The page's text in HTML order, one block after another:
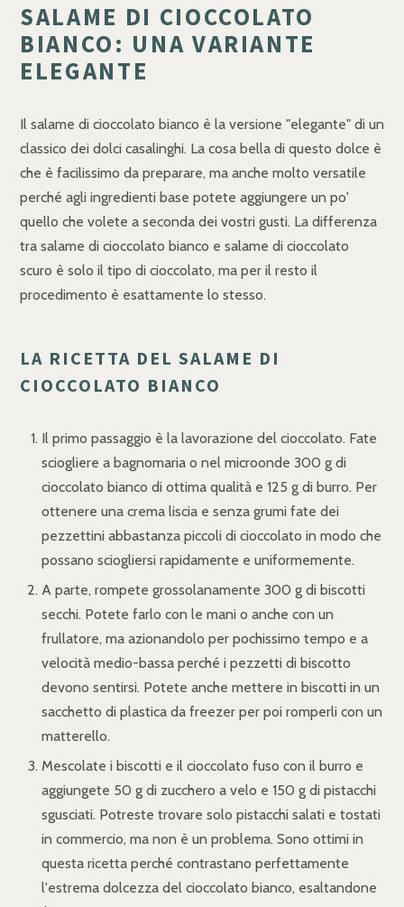
SALAME DI CIOCCOLATO
BIANCO: UNA VARIANTE
ELEGANTE
Il salame di cioccolato bianco è la versione "elegante" di un
classico dei dolci casalinghi. La cosa bella di questo dolce è
che è facilissimo da preparare, ma anche molto versatile
perché agli ingredienti base potete aggiungere un po'
quello che volete a seconda dei vostri gusti. La differenza
tra salame di cioccolato bianco e salame di cioccolato
scuro è solo il tipo di cioccolato, ma per il resto il
procedimento è esattamente lo stesso.
LA RICETTA DEL SALAME DI
CIOCCOLATO BIANCO
Il primo passaggio è la lavorazione del cioccolato. Fate
sciogliere a bagnomaria o nel microonde 300 g di
cioccolato bianco di ottima qualità e 125 g di burro. Per
ottenere una crema liscia e senza grumi fate dei
pezzettini abbastanza piccoli di cioccolato in modo che
possano sciogliersi rapidamente e uniformemente.
A parte, rompete grossolanamente 300 g di biscotti
secchi. Potete farlo con le mani o anche con un
frullatore, ma azionandolo per pochissimo tempo e a
velocità medio-bassa perché i pezzetti di biscotto
devono sentirsi. Potete anche mettere in biscotti in un
sacchetto di plastica da freezer per poi romperli con un
matterello.
Mescolate i biscotti e il cioccolato fuso con il burro e
aggiungete 50 g di zucchero a velo e 150 g di pistacchi
sgusciati. Potreste trovare solo pistacchi salati e tostati
in commercio, ma non è un problema. Sono ottimi in
questa ricetta perché contrastano perfettamente
l'estrema dolcezza del cioccolato bianco, esaltandone